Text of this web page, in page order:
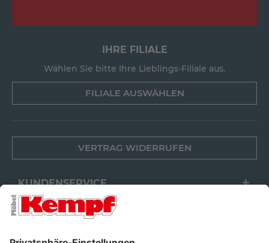
IHRE FILIALE
Wählen Sie bitte Ihre Lieblings-Filiale aus.
FILIALE AUSWÄHLEN
VERTRAG WIDERRUFEN
KUNDENSERVICE
FILIALEN